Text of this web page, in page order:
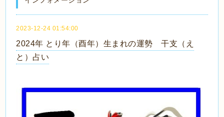
2023-12-24 01:54:00
2024年 とり年（酉年）生まれの運勢 干支（え
と）占い